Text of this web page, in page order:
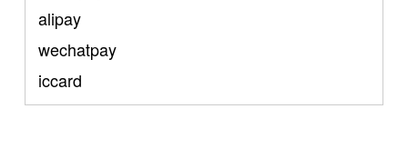
alipay
wechatpay
iccard